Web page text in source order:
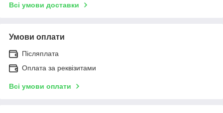
Всі умови доставки
Умови оплати
Післяплата
Оплата за реквізитами
Всі умови оплати